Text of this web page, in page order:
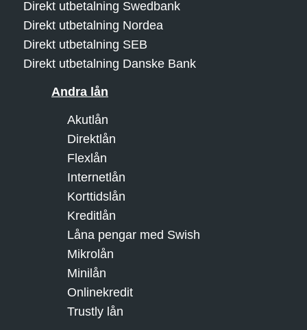
Direkt utbetalning Swedbank
Direkt utbetalning Nordea
Direkt utbetalning SEB
Direkt utbetalning Danske Bank
Andra lån
Akutlån
Direktlån
Flexlån
Internetlån
Korttidslån
Kreditlån
Låna pengar med Swish
Mikrolån
Minilån
Onlinekredit
Trustly lån